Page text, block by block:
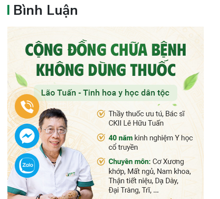
Bình Luận